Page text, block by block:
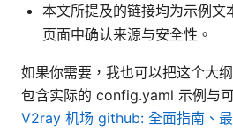
本文所提及的链接均为示例文
页面中确认来源与安全性。
如果你需要，我也可以把这个大
包含实际的 config.yaml 示例与
V2ray 机场 github: 全面指南、